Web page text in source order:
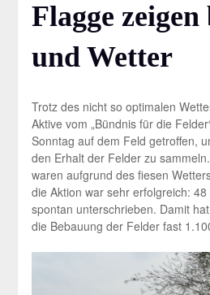
Flagge
und Wetter
Trotz des nicht so optimalen
Aktive vom „Bündnis für die
Sonntag auf dem Feld getroffen,
den Erhalt der Felder zu
waren aufgrund des fiesen
die Aktion war sehr erfolgreich:
spontan unterschrieben. Damit
die Bebauung der Felder fast